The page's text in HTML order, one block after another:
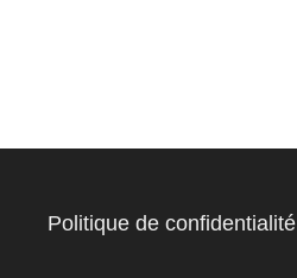
Politique de confidentialité